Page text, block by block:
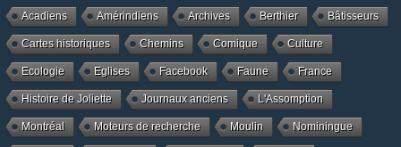
Acadiens Amérindiens Archives Berthier Bâtisseurs
Cartes historiques Chemins Comique Culture
Ecologie Eglises Facebook Faune France
Histoire de Joliette Journaux anciens L'Assomption
Montréal Moteurs de recherche Moulin Nominingue